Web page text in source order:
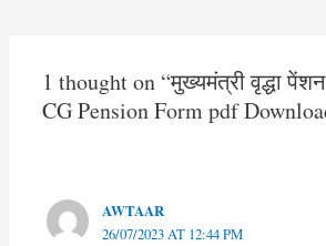
1 thought on “मुख्यमंत्री वृद्धा पेंशन
CG Pension Form pdf
AWTAAR
26/07/2023 AT 12:44 PM